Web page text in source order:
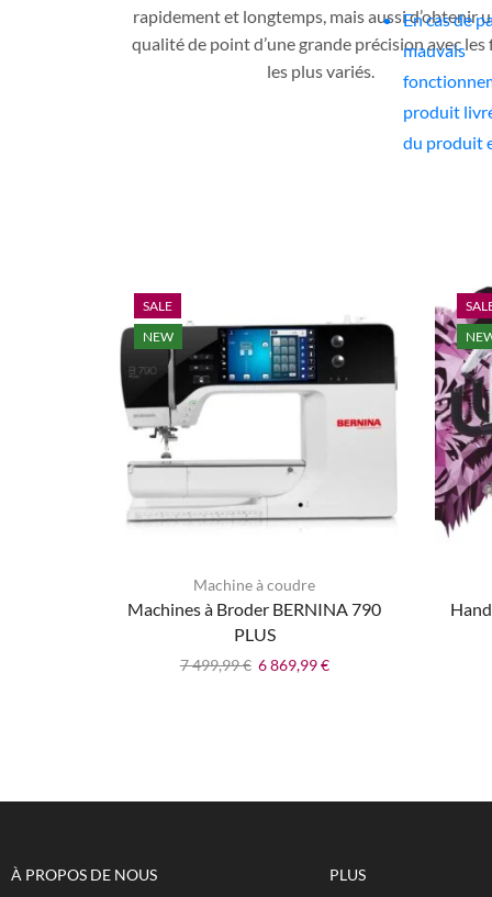
rapidement et longtemps, mais aussi d’obtenir
qualité de point d’une grande précision avec les
les plus variés.
En cas de
mauvais
produit
du produit
totalement
charge par
atelier
et pièces
Il est
garder le
nouvelle
pendant
durée de
SALE
NEW
Machine à coudre
Machines à Broder BERNINA 790
PLUS
7 499,99€ 6 869,99€
À PROPOS DE NOUS PLUS